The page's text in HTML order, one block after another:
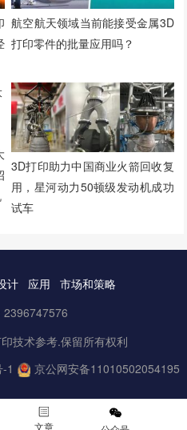
航空航天领域当前能接受金属3D
打印零件的批量应用吗？
3D打印助力中国商业火箭回收复
用，星河动力50顿级发动机成功
试车
计 应用
市场和策略
2396747576
技术参考.保留所有权利
1 京公网安备11010502054195
文章